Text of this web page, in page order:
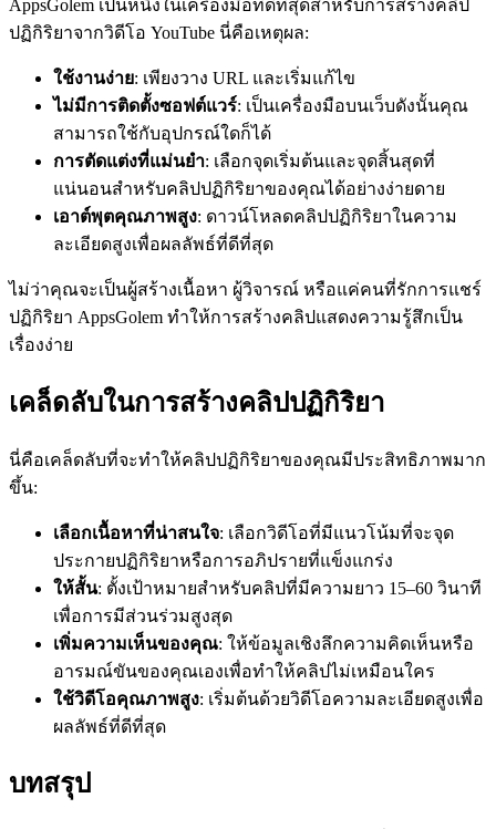
AppsGolem เป็นหนึ่งในเครื่องมือที่ดีที่สุดสําหรับการสร้างคลิป
ปฏิกิริยาจากวิดีโอ YouTube นี่คือเหตุผล:
ใช้งานง่าย: เพียงวาง URL และเริ่มแก้ไข
ไม่มีการติดตั้งซอฟต์แวร์: เป็นเครื่องมือบนเว็บดังนั้นคุณ
สามารถใช้กับอุปกรณ์ใดก็ได้
การตัดแต่งที่แม่นยำ: เลือกจุดเริ่มต้นและจุดสิ้นสุดที่
แน่นอนสำหรับคลิปปฏิกิริยาของคุณได้อย่างง่ายดาย
เอาต์พุตคุณภาพสูง: ดาวน์โหลดคลิปปฏิกิริยาในความ
ละเอียดสูงเพื่อผลลัพธ์ที่ดีที่สุด
ไม่ว่าคุณจะเป็นผู้สร้างเนื้อหา ผู้วิจารณ์ หรือแค่คนที่รักการแชร์
ปฏิกิริยา AppsGolem ทําให้การสร้างคลิปแสดงความรู้สึกเป็น
เรื่องง่าย
เคล็ดลับในการสร้างคลิปปฏิกิริยา
นี่คือเคล็ดลับที่จะทำให้คลิปปฏิกิริยาของคุณมีประสิทธิภาพมาก
ขึ้น:
เลือกเนื้อหาที่น่าสนใจ: เลือกวิดีโอที่มีแนวโน้มที่จะจุด
ประกายปฏิกิริยาหรือการอภิปรายที่แข็งแกร่ง
ให้สั้น: ตั้งเป้าหมายสำหรับคลิปที่มีความยาว 15–60 วินาที
เพื่อการมีส่วนร่วมสูงสุด
เพิ่มความเห็นของคุณ: ให้ข้อมูลเชิงลึกความคิดเห็นหรือ
อารมณ์ขันของคุณเองเพื่อทำให้คลิปไม่เหมือนใคร
ใช้วิดีโอคุณภาพสูง: เริ่มต้นด้วยวิดีโอความละเอียดสูงเพื่อ
ผลลัพธ์ที่ดีที่สุด
บทสรุป